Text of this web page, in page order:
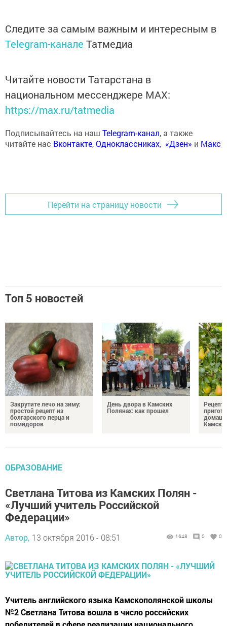
Следите за самым важным и интересным в
Telegram-канале Татмедиа
Читайте новости Татарстана в
национальном мессенджере MАХ:
https://max.ru/tatmedia
Подписывайтесь на наш Telegram-канал, а также
читайте нас Вконтакте,Одноклассниках, «Дзен» и Макс
Перейти на страницу новости
Топ 5 новостей
Закрутите лечо на зиму:
простой рецепт из
болгарского перца и
помидоров
День двора в Камских
Полянах: как прошел
ОБРАЗОВАНИЕ
Светлана Титова из Камских Полян -
«Лучший учитель Российской
Федерации»
Автор, 13 октября 2016 - 08:51 1648 0 0
Учитель английского языка Камскополянской школы
№2 Светлана Титова вошла в число российских